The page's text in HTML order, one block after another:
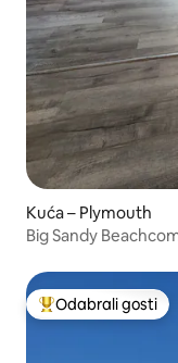
Kuća – Plymouth
Big Sandy
Među najviše
Odabrali gosti